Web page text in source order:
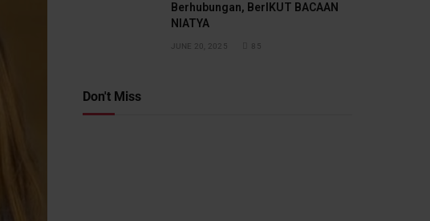
Berhubungan, BerIKUT BACAAN
NIATYA
JUNE 20, 2025 85
Don't Miss